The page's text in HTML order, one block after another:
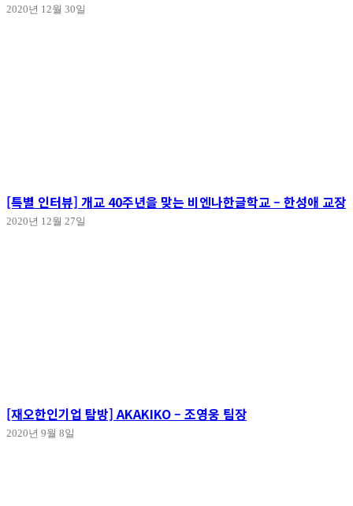
2020년 12월 30일
[특별 인터뷰] 개교 40주년을 맞는 비엔나한글학교 – 한성애 교장
2020년 12월 27일
[재오한인기업 탐방] AKAKIKO – 조영웅 팀장
2020년 9월 8일